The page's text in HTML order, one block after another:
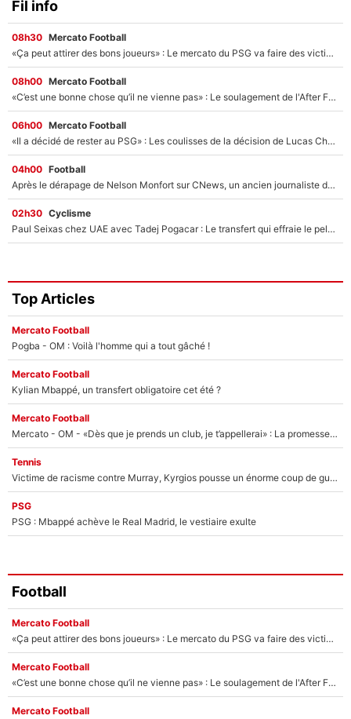
Fil info
08h30 Mercato Football
«Ça peut attirer des bons joueurs» : Le mercato du PSG va faire des victimes dans l'effectif de Luis Enrique ?
08h00 Mercato Football
«C’est une bonne chose qu’il ne vienne pas» : Le soulagement de l'After Foot après le transfert avorté de Yan Diomandé au PSG
06h00 Mercato Football
«Il a décidé de rester au PSG» : Les coulisses de la décision de Lucas Chevalier pour son transfert
04h00 Football
Après le dérapage de Nelson Monfort sur CNews, un ancien journaliste de France Télévisions relance la polémique sur les incendies en Gironde
02h30 Cyclisme
Paul Seixas chez UAE avec Tadej Pogacar : Le transfert qui effraie le peloton, «c’est la pire des choses qui puisse arriver»
Top Articles
Mercato Football
Pogba - OM : Voilà l'homme qui a tout gâché !
Mercato Football
Kylian Mbappé, un transfert obligatoire cet été ?
Mercato Football
Mercato - OM - «Dès que je prends un club, je t’appellerai» : La promesse de Marcelino au moment de claquer la porte
Tennis
Victime de racisme contre Murray, Kyrgios pousse un énorme coup de gueule !
PSG
PSG : Mbappé achève le Real Madrid, le vestiaire exulte
Football
Mercato Football
«Ça peut attirer des bons joueurs» : Le mercato du PSG va faire des victimes dans l'effectif de Luis Enrique ?
Mercato Football
«C’est une bonne chose qu’il ne vienne pas» : Le soulagement de l'After Foot après le transfert avorté de Yan Diomandé au PSG
Mercato Football